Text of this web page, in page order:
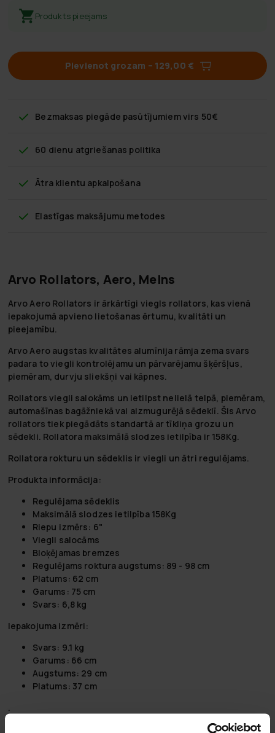
Produkts pieejams
Pievienot grozam – 129,00 €
Bezmaksas piegāde pasūtījumiem virs 50€
60 dienu atgriešanas politika
Ātra klientu apkalpošana
Elastīgas maksājumu metodes
Arvo Rollators, Aero, Melns
Arvo Aero Rollators ir ārkārtīgi viegls rollators, kas vienā
iepakojumā apvieno lietošanas ērtumu, kvalitāti un
pieejamību.
Arvo Aero augstas kvalitātes alumīnija rāmja zema svars
padara to viegli kontrolējamu un pārvarējamu šķēršļus,
piemēram, durvju sliekšņi vai kāpnes.
Rollators viegli salokāms un ietilpst nelielā telpā, piemēram,
automašīnas bagāžniekā vai aizmugurējā sēdeklī. Šis Arvo
rollators tiek piegādāts standartā ar tīkliņa grozu un
sēdekli. Rollatora maksimālā slodzes ietilpība ir 158Kg.
Rollatora rokturu un sēdeklis ir viegli un ātri regulējams.
Produkta informācija:
Regulējama sēdeklis
Maksimālā slodzes ietilpība 158Kg
Riepu izmērs: 6"
Viegli salocāms
Bloķējamas bremzes
Regulējams roktura augstums: 89 - 98 cm
Platums: 62 cm
Garums: 75 cm
Svars: 6,8 kg
Iepakojuma izmēri:
Svars: 9.1 kg
Garums: 66 cm
Augstums: 29 cm
Platums: 37 cm
.